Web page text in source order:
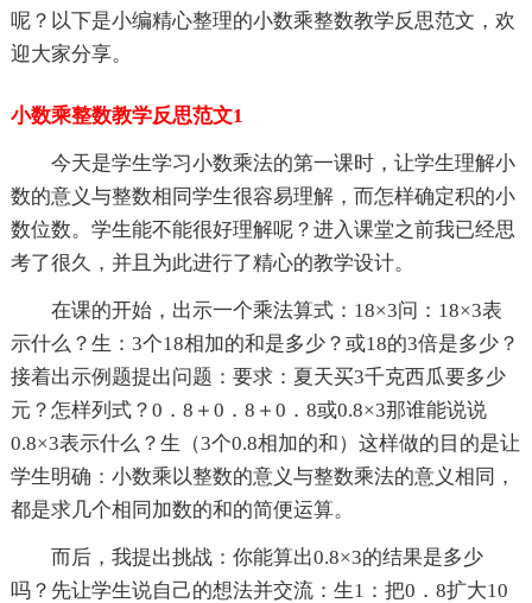
呢？以下是小编精心整理的小数乘整数教学反思范文，欢
迎大家分享。
小数乘整数教学反思范文1
今天是学生学习小数乘法的第一课时，让学生理解小
数的意义与整数相同学生很容易理解，而怎样确定积的小
数位数。学生能不能很好理解呢？进入课堂之前我已经思
考了很久，并且为此进行了精心的教学设计。
在课的开始，出示一个乘法算式：18×3问：18×3表
示什么？生：3个18相加的和是多少？或18的3倍是多少？
接着出示例题提出问题：要求：夏天买3千克西瓜要多少
元？怎样列式？0．8＋0．8＋0．8或0.8×3那谁能说说
0.8×3表示什么？生（3个0.8相加的和）这样做的目的是让
学生明确：小数乘以整数的意义与整数乘法的意义相同，
都是求几个相同加数的和的简便运算。
而后，我提出挑战：你能算出0.8×3的结果是多少
吗？先让学生说自己的想法并交流：生1：把0．8扩大10